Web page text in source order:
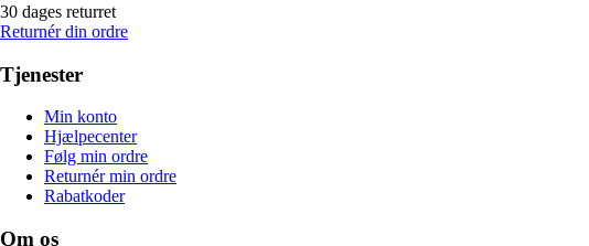
30 dages returret
Returnér din ordre
Tjenester
Min konto
Hjælpecenter
Følg min ordre
Returnér min ordre
Rabatkoder
Om os